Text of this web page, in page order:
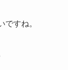
すね。